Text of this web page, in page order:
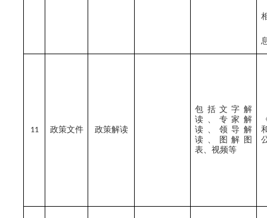
11 政策文件 政策解读
包括文字解
读、专家解
读、领导解
读、图解图
表、视频等